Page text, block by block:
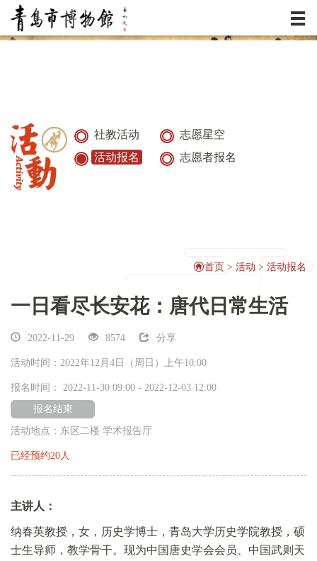
展览
典藏
社教活动
志愿星空
活动报名
志愿者报名
首页 > 活动 > 活动报名
一日看尽长安花：唐代日常生活
2022-11-29 8574 分享
活动时间：2022年12月4日（周日）上午10:00
报名时间： 2022-11-30 09:00 - 2022-12-03 12:00
报名结束
活动地点：东区二楼 学术报告厅
已经预约20人
主讲人：
纳春英教授，女，历史学博士，青岛大学历史学院教授，硕
士生导师，教学骨干。现为中国唐史学会会员、中国武则天